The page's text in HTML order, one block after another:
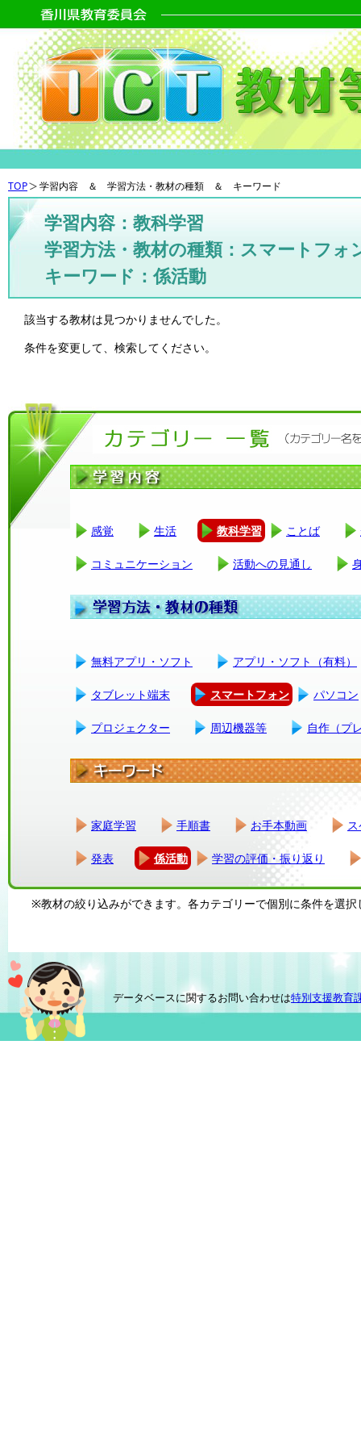
TOP 学習内容 ＆ 学習方法・教材の種類 ＆ キーワード
学習内容：教科学習
学習方法・教材の種類：スマートフォ
キーワード：係活動
該当する教材は見つかりませんでした。
条件を変更して、検索してください。
感覚 生活 教科学習 ことば
コミュニケーション 活動への見通し
無料アプリ・ソフト アプリ・ソフト（有料）
タブレット端末 スマートフォン パソコン
プロジェクター 周辺機器等 自作（プ
家庭学習 手順書 お手本動画
発表 係活動 学習の評価・振り返り
※教材の絞り込みができます。各カテゴリーで個別に条件を選択
データベースに関するお問い合わせは特別支援教育